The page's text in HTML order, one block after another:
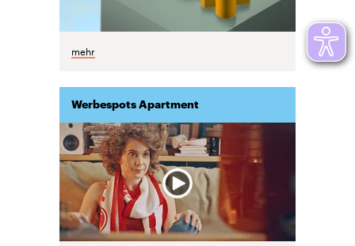
mehr
Werbespots Apartment